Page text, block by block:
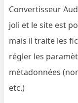
Convertisseur
joli et le site est
mais il traite les
régler les
métadonnées
etc.)